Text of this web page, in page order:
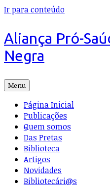
Ir para conteúdo
Aliança Pró-
Negra
Menu
Página Inicial
Publicações
Quem somos
Das Pretas
Biblioteca
Artigos
Novidades
Bibliotecári@s